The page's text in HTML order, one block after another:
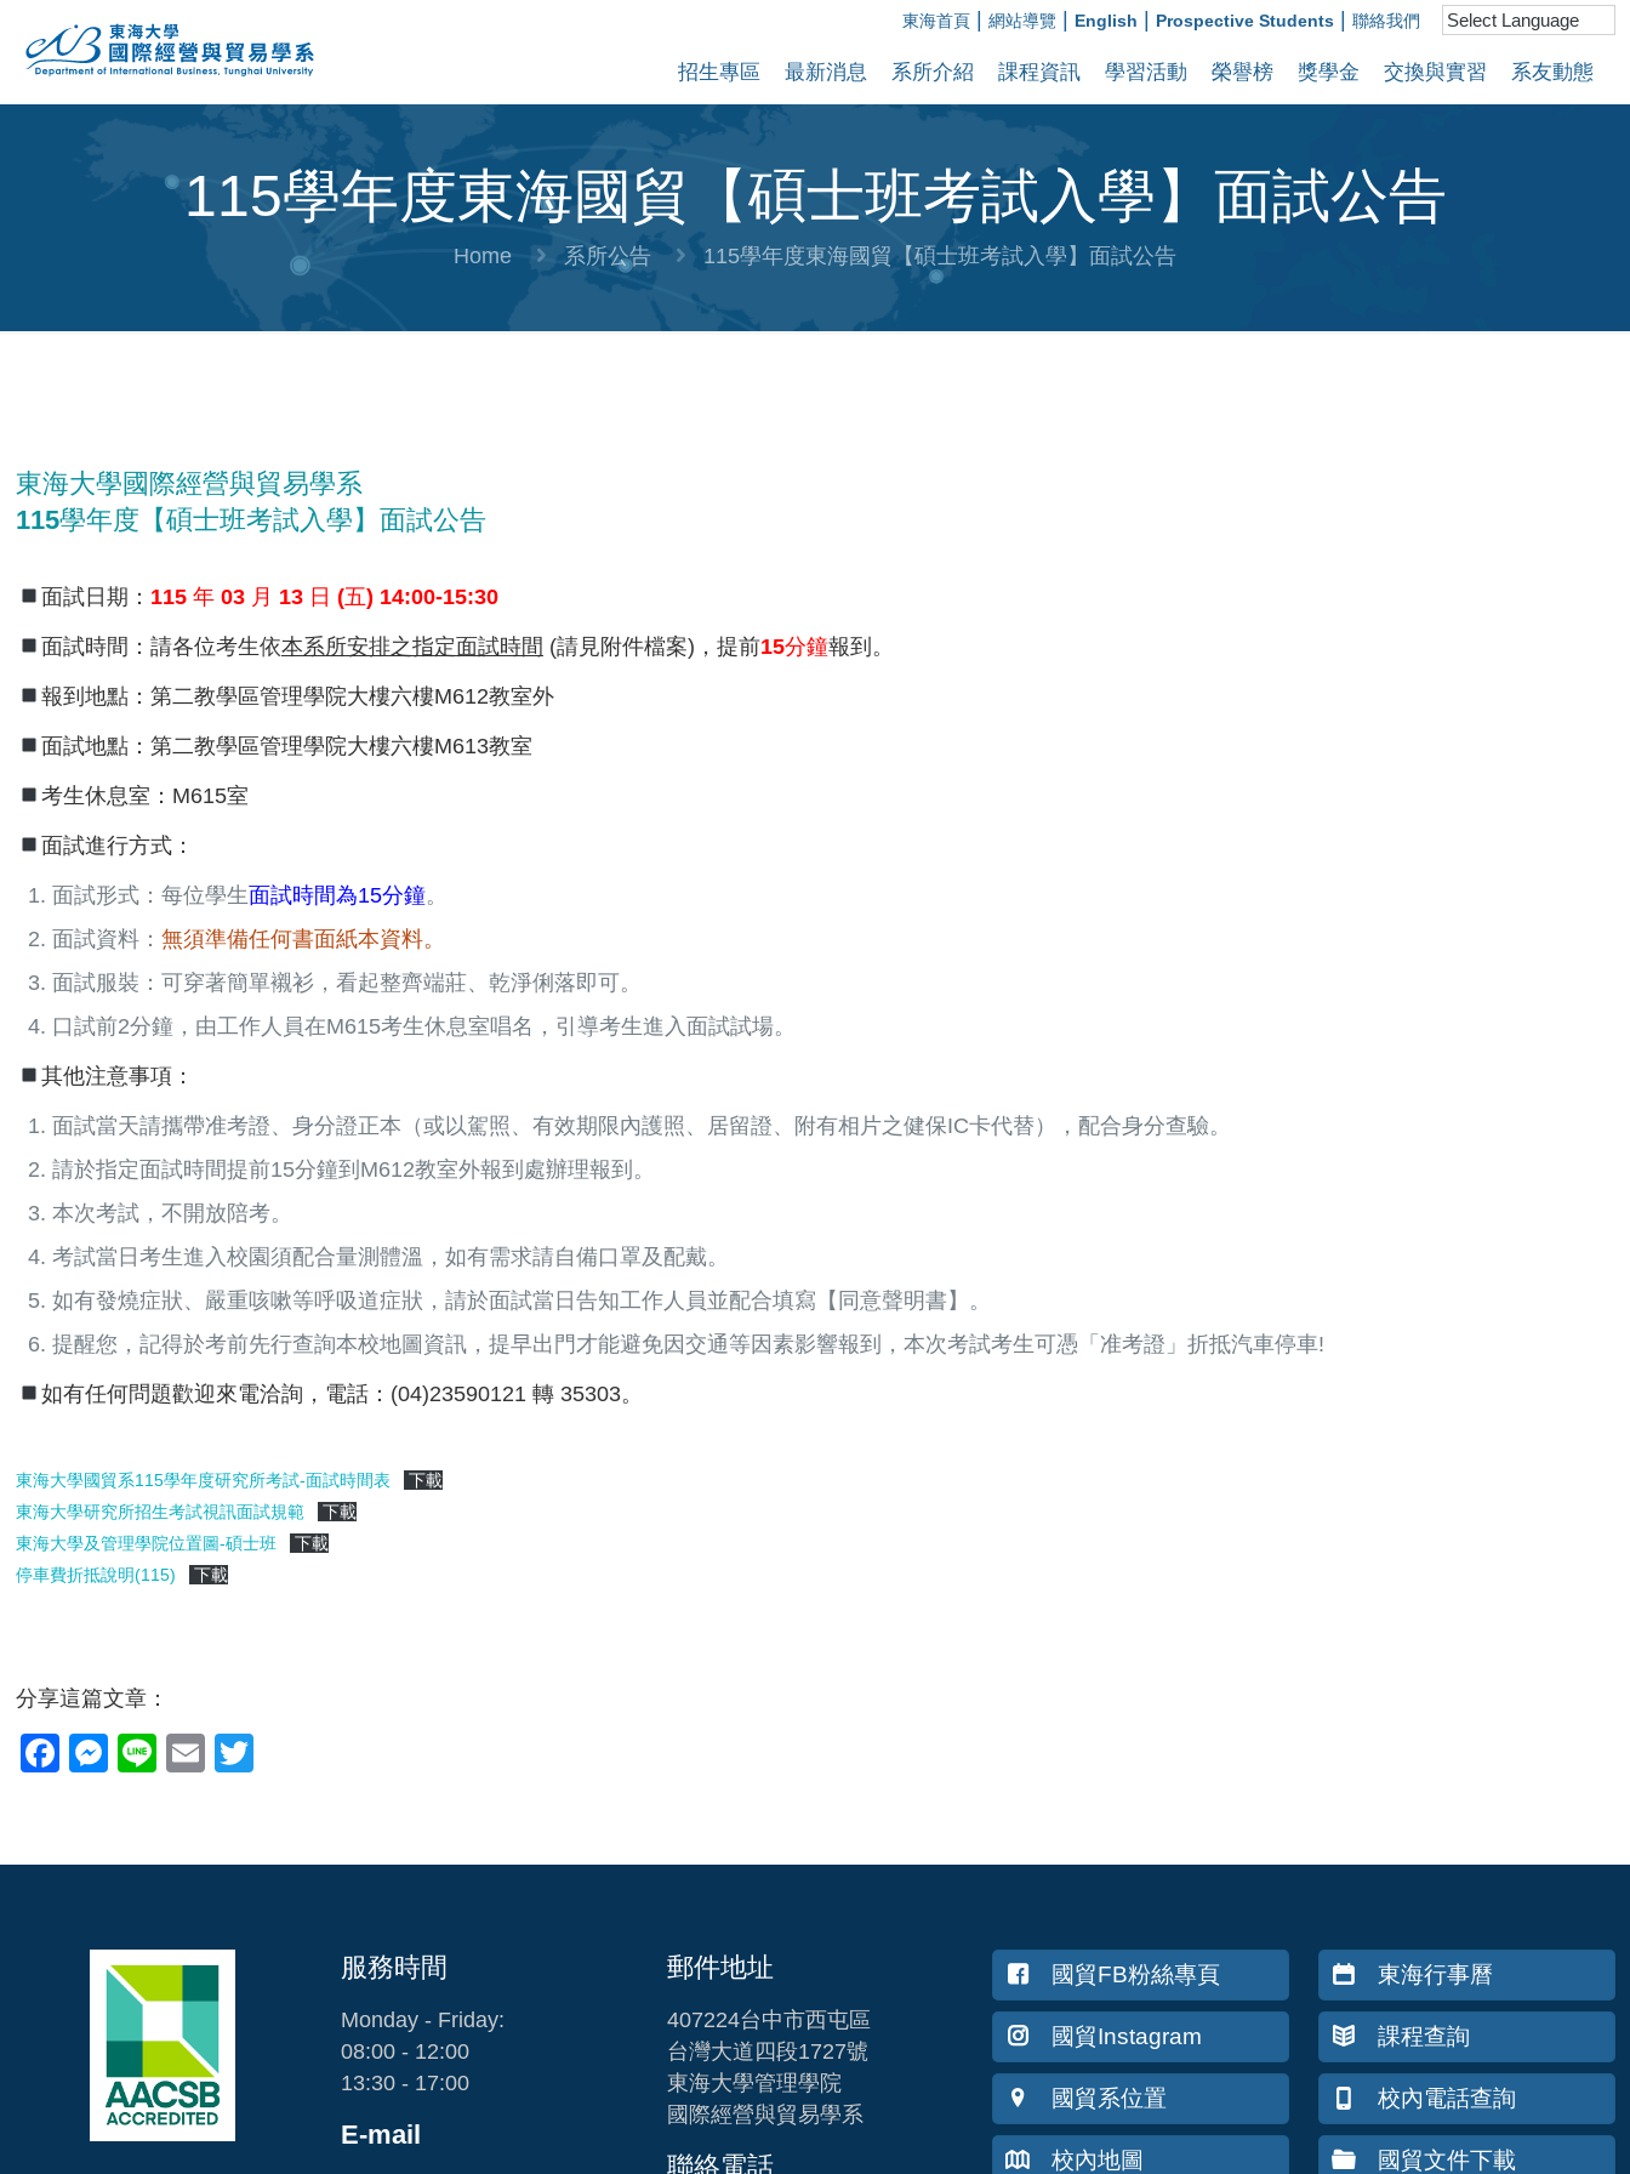
東海首頁 網站導覽 English Prospective Students 聯絡我們
招生專區 最新消息 系所介紹 課程資訊 學習活動 榮譽榜 獎學金 交換與實習 系友動態
115學年度東海國貿【碩士班考試入學】面試公告
Home 系所公告 115學年度東海國貿【碩士班考試入學】面試公告
東海大學國際經營與貿易學系
115學年度【碩士班考試入學】面試公告
面試日期： 115 年 03 月 13 日 (五) 14:00-15:30
面試時間：請各位考生依本系所安排之指定面試時間 (請見附件檔案)，提前15分鐘報到。
報到地點：第二教學區管理學院大樓六樓M612教室外
面試地點：第二教學區管理學院大樓六樓M613教室
考生休息室：M615室
面試進行方式：
面試形式：每位學生面試時間為15分鐘。
面試資料：無須準備任何書面紙本資料。
面試服裝：可穿著簡單襯衫，看起整齊端莊、乾淨俐落即可。
口試前2分鐘，由工作人員在M615考生休息室唱名，引導考生進入面試試場。
其他注意事項：
面試當天請攜帶准考證、身分證正本（或以駕照、有效期限內護照、居留證、附有相片之健保IC卡代替），配合身分查驗。
請於指定面試時間提前15分鐘到M612教室外報到處辦理報到。
本次考試，不開放陪考。
考試當日考生進入校園須配合量測體溫，如有需求請自備口罩及配戴。
如有發燒症狀、嚴重咳嗽等呼吸道症狀，請於面試當日告知工作人員並配合填寫【同意聲明書】。
提醒您，記得於考前先行查詢本校地圖資訊，提早出門才能避免因交通等因素影響報到，本次考試考生可憑「准考證」折抵汽車停車!
如有任何問題歡迎來電洽詢，電話：(04)23590121 轉 35303。
東海大學國貿系115學年度研究所考試-面試時間表
下載
東海大學研究所招生考試視訊面試規範
下載
東海大學及管理學院位置圖-碩士班
下載
停車費折抵說明(115)
下載
分享這篇文章：
Facebook
Messenger
LineEmail
服務時間
Monday - Friday:
08:00 - 12:00
13:30 - 17:00
E-mail
郵件地址
407224台中市西屯區
台灣大道四段1727號
東海大學管理學院
國際經營與貿易學系
聯絡電話
國貿FB粉絲專頁
國貿Instagram
國貿系位置
校內地圖
東海行事曆
課程查詢
校內電話查詢
國貿文件下載